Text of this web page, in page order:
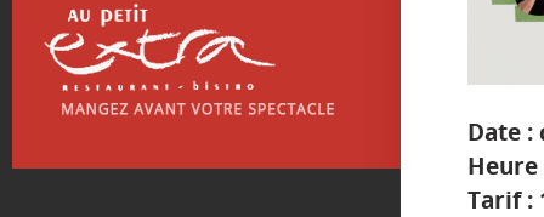
Date :
Heure
Tarif :